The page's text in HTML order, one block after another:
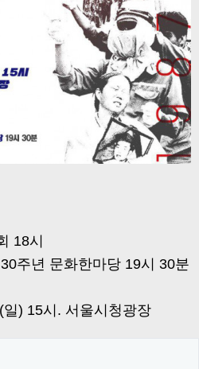
18시
주년 문화한마당 19시 30분
) 15시. 서울시청광장